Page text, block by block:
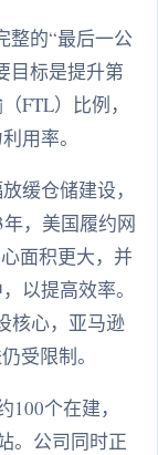
整的“最后一公
目标是提升第
FTL）比例，
用率。
缓仓储建设，
，美国履约网
面积更大，并
以提高效率。
核心，亚马逊
受限制。
个在建，
。公司同时正